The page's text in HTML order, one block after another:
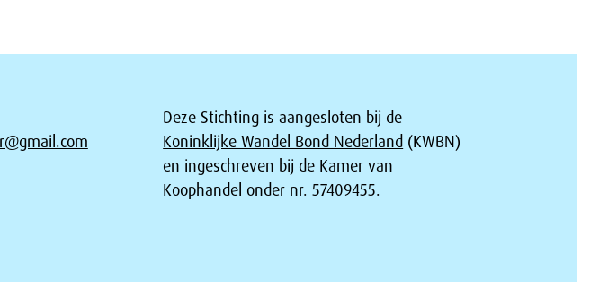
Deze Stichting is aangesloten bij de
Koninklijke Wandel Bond Nederland (KWBN)
en ingeschreven bij de Kamer van
Koophandel onder nr. 57409455.